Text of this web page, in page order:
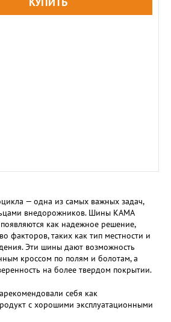
— одна из самых важных задач,
внедорожников. Шины KAMA
как надежное решение,
факторов, таких как тип местности и
Эти шины дают возможность
кроссом по полям и болотам, а
на более твердом покрытии.
себя как
с хорошими эксплуатационными